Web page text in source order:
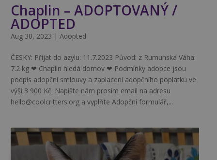
Chaplin – ADOPTOVANÝ /
ADOPTED
Aug 30, 2023 | Adopted
ČESKY: Přijat do azylu: 11.7.2023 Původ: z Rumunska Váha:
7.2 kg ❤ Chaplin hledá domov ❤ Podmínky adopce jsou
podpis adopční smlouvy a zaplacení adopčního poplatku ve
výši 3 900 Kč. Napište nám prosím email na adresu
hello@coolcritters.org a vyplňte Adopční formulář,...